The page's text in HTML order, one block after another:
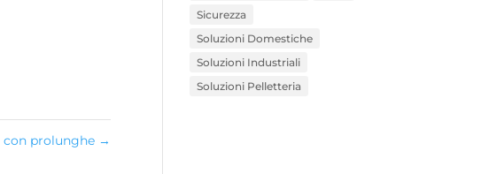
prolunghe →
Sicurezza
Soluzioni Domestiche
Soluzioni Industriali
Soluzioni Pelletteria